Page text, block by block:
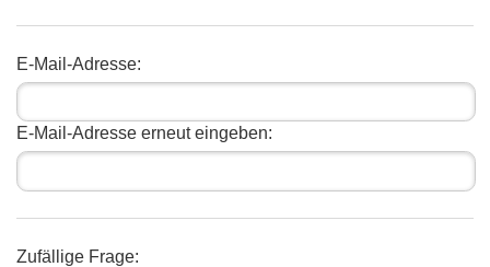
E-Mail-Adresse:
E-Mail-Adresse erneut eingeben:
Zufällige Frage: